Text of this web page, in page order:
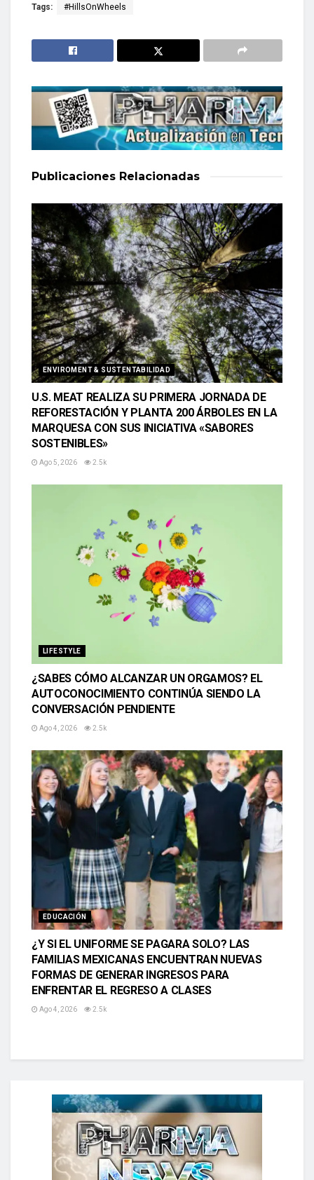
Tags: #HillsOnWheels
Publicaciones Relacionadas
ENVIROMENT & SUSTENTABILIDAD
U.S. MEAT REALIZA SU PRIMERA JORNADA DE
REFORESTACIÓN Y PLANTA 200 ÁRBOLES EN LA
MARQUESA CON SUS INICIATIVA «SABORES
SOSTENIBLES»
Ago 5, 2026 2.5k
LIFESTYLE
¿SABES CÓMO ALCANZAR UN ORGAMOS? EL
AUTOCONOCIMIENTO CONTINÚA SIENDO LA
CONVERSACIÓN PENDIENTE
Ago 4, 2026 2.5k
EDUCACIÓN
¿Y SI EL UNIFORME SE PAGARA SOLO? LAS
FAMILIAS MEXICANAS ENCUENTRAN NUEVAS
FORMAS DE GENERAR INGRESOS PARA
ENFRENTAR EL REGRESO A CLASES
Ago 4, 2026 2.5k